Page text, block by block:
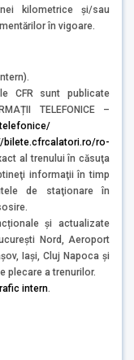
kilometrice și/sau
în vigoare.
CFR sunt publicate
TELEFONICE –
bilete.cfrcalatori.ro/ro-
al trenului în căsuţa
informaţii în timp
de staţionare în
și actualizate
Nord, Aeroport
Iași, Cluj Napoca și
plecare a trenurilor.
intern.